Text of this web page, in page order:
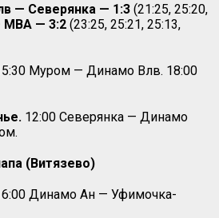
— Северянка — 1:3 (21:25, 25:20,
МВА — 3:2 (23:25, 25:21, 25:13,
Муром — Динамо Влв. 18:00
12:00 Северянка — Динамо
(Витязево)
Динамо Ан — Уфимочка-